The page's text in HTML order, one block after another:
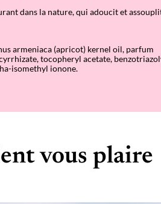
dans la nature, qui adoucit et
armeniaca (apricot) kernel oil, parfum
tocopheryl acetate,
isomethyl ionone.
vous plaire